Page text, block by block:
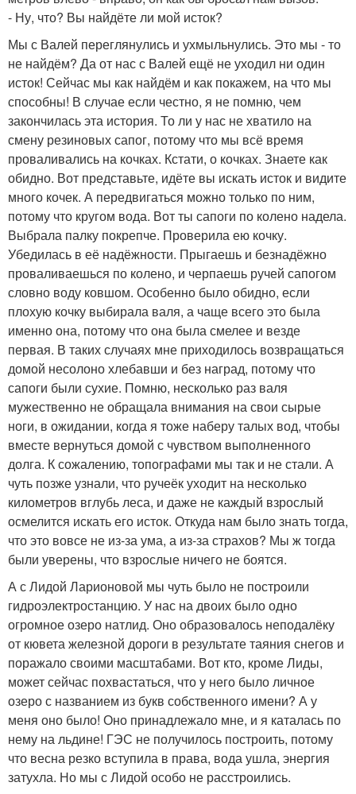
- Ну, что? Вы найдёте ли мой исток?
Мы с Валей переглянулись и ухмыльнулись. Это мы - то
не найдём? Да от нас с Валей ещё не уходил ни один
исток! Сейчас мы как найдём и как покажем, на что мы
способны! В случае если честно, я не помню, чем
закончилась эта история. То ли у нас не хватило на
смену резиновых сапог, потому что мы всё время
проваливались на кочках. Кстати, о кочках. Знаете как
обидно. Вот представьте, идёте вы искать исток и видите
много кочек. А передвигаться можно только по ним,
потому что кругом вода. Вот ты сапоги по колено надела.
Выбрала палку покрепче. Проверила ею кочку.
Убедилась в её надёжности. Прыгаешь и безнадёжно
проваливаешься по колено, и черпаешь ручей сапогом
словно воду ковшом. Особенно было обидно, если
плохую кочку выбирала валя, а чаще всего это была
именно она, потому что она была смелее и везде
первая. В таких случаях мне приходилось возвращаться
домой несолоно хлебавши и без наград, потому что
сапоги были сухие. Помню, несколько раз валя
мужественно не обращала внимания на свои сырые
ноги, в ожидании, когда я тоже наберу талых вод, чтобы
вместе вернуться домой с чувством выполненного
долга. К сожалению, топографами мы так и не стали. А
чуть позже узнали, что ручеёк уходит на несколько
километров вглубь леса, и даже не каждый взрослый
осмелится искать его исток. Откуда нам было знать тогда,
что это вовсе не из-за ума, а из-за страхов? Мы ж тогда
были уверены, что взрослые ничего не боятся.
А с Лидой Ларионовой мы чуть было не построили
гидроэлектростанцию. У нас на двоих было одно
огромное озеро натлид. Оно образовалось неподалёку
от кювета железной дороги в результате таяния снегов и
поражало своими масштабами. Вот кто, кроме Лиды,
может сейчас похвастаться, что у него было личное
озеро с названием из букв собственного имени? А у
меня оно было! Оно принадлежало мне, и я каталась по
нему на льдине! ГЭС не получилось построить, потому
что весна резко вступила в права, вода ушла, энергия
затухла. Но мы с Лидой особо не расстроились.